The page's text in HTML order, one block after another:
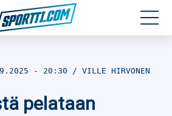
- 20:30 VILLE HIRVONEN
pelataan